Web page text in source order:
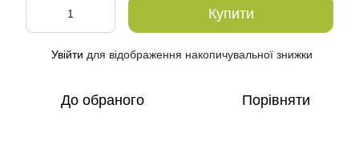
Купити
Увійти для відображення накопичувальної знижки
До обраного Порівняти